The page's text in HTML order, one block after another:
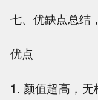
七、优缺点总结
优点
1. 颜值超高，